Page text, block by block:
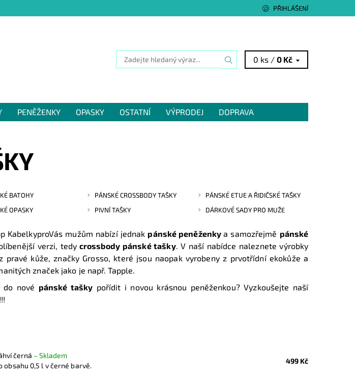
PŘIHLÁŠENÍ
0 ks /0 Kč
PENĚŽENKY OPASKY OSTATNÍ VÝPRODEJ
DOPRAVA
BATOHY PÁNSKÉ CROSSBODY TAŠKY
PÁNSKÉ ETUE A ŘIDIČSKÉ TAŠKY
OPASKY PIVNÍ TAŠKY DÁRKOVÉ SADY PRO MUŽE
KabelkyproVás mužům nabízí jednak pánské peněženkya samozřejmě pánské
verzi, tedy crossbody pánské tašky. V naší nabídce naleznete výrobky
pravé kůže, značky Grosso, které jsou naopak vyrobeny z prvotřídní ekokůže a
značek jako je např. Tapple.
nové pánské tašky pořídit i novou krásnou peněženkou? Vyzkoušejte naší
!!!
černá –Skladem
obsahu 0,5 l v černé barvě.
499 Kč